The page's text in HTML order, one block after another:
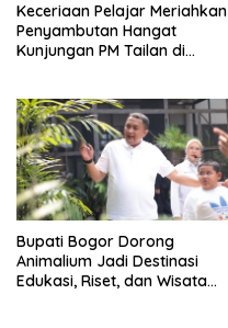
Keceriaan Pelajar Meriahkan
Penyambutan Hangat
Kunjungan PM Tailan di
Bupati Bogor Dorong
Animalium Jadi Destinasi
Edukasi, Riset, dan Wisata